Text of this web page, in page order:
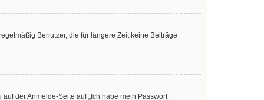
Benutzer, die für längere Zeit keine Beiträge
der Anmelde-Seite auf „Ich habe mein Passwort